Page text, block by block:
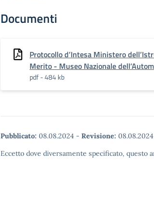
Documenti
Protocollo d’Intesa Ministero
Merito - Museo Nazionale
pdf - 484 kb
Pubblicato: 08.08.2024 - Revisione: 08.08.2024
Eccetto dove diversamente specificato, questo